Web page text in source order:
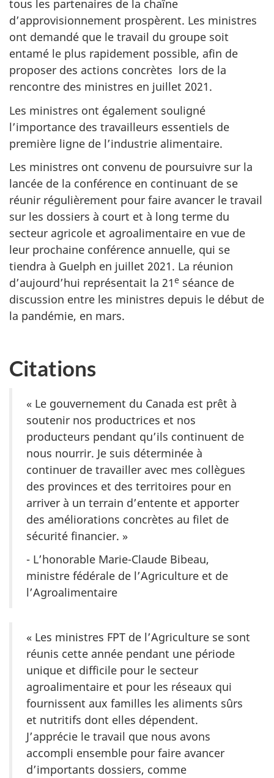
tous les partenaires de la chaîne
d’approvisionnement prospèrent. Les ministres
ont demandé que le travail du groupe soit
entamé le plus rapidement possible, afin de
proposer des actions concrètes lors de la
rencontre des ministres en juillet 2021.
Les ministres ont également souligné
l’importance des travailleurs essentiels de
première ligne de l’industrie alimentaire.
Les ministres ont convenu de poursuivre sur la
lancée de la conférence en continuant de se
réunir régulièrement pour faire avancer le travail
sur les dossiers à court et à long terme du
secteur agricole et agroalimentaire en vue de
leur prochaine conférence annuelle, qui se
tiendra à Guelph en juillet 2021. La réunion
d’aujourd’hui représentait la 21e séance de
discussion entre les ministres depuis le début de
la pandémie, en mars.
Citations
« Le gouvernement du Canada est prêt à
soutenir nos productrices et nos
producteurs pendant qu’ils continuent de
nous nourrir. Je suis déterminée à
continuer de travailler avec mes collègues
des provinces et des territoires pour en
arriver à un terrain d’entente et apporter
des améliorations concrètes au filet de
sécurité financier. »
- L’honorable Marie-Claude Bibeau,
ministre fédérale de l’Agriculture et de
l’Agroalimentaire
« Les ministres FPT de l’Agriculture se sont
réunis cette année pendant une période
unique et difficile pour le secteur
agroalimentaire et pour les réseaux qui
fournissent aux familles les aliments sûrs
et nutritifs dont elles dépendent.
J’apprécie le travail que nous avons
accompli ensemble pour faire avancer
d’importants dossiers, comme